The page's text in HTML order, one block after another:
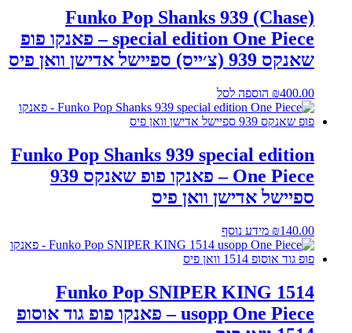
Funko Pop Shanks 939 (Chase)
special edition One Piece – פאנקו פופ
שאנקס 939 (צ׳ייס) ספיישל אדישן וואן פיס
₪400.00 הוספה לסל
Funko Pop Shanks 939 special edition
One Piece – פאנקו פופ שאנקס 939
ספיישל אדישן וואן פיס
₪140.00 מידע נוסף
Funko Pop SNIPER KING 1514
usopp One Piece – פאנקו פופ גוד אוסופ